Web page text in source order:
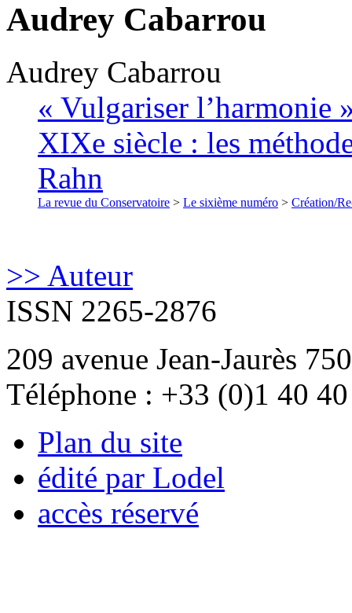
Audrey Cabarrou
Audrey Cabarrou
« Vulgariser l’harmonie
XIXe siècle : les
Rahn
La revue du Conservatoire > Le sixième numéro > Création/
>> Auteur
ISSN 2265-2876
209 avenue Jean-Jaurès
Téléphone : +33 (0)1 40
Plan du site
édité par Lodel
accès réservé